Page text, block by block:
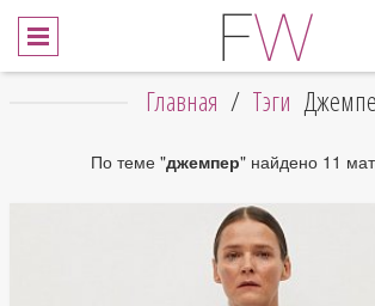
Главная / Тэги
По теме "джемпер" найдено 11